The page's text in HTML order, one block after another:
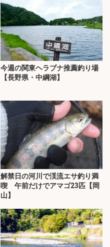
今週の関東ヘラブナ推薦釣り場
【長野県・中綱湖】
解禁日の河川で渓流エサ釣り満
喫 午前だけでアマゴ23匹【岡
山】